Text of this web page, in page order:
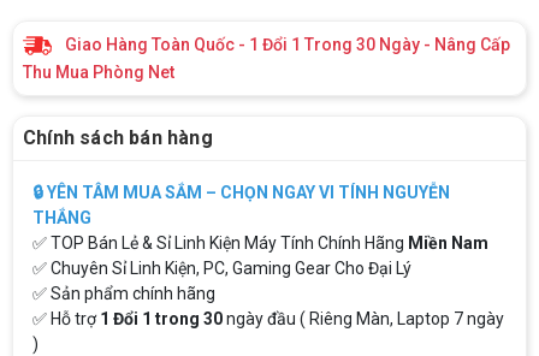
Giao Hàng Toàn Quốc - 1 Đổi 1 Trong 30 Ngày - Nâng Cấp
Thu Mua Phòng Net
Chính sách bán hàng
🔒 YÊN TÂM MUA SẮM – CHỌN NGAY VI TÍNH NGUYỄN
THẮNG
✅ TOP Bán Lẻ & Sỉ Linh Kiện Máy Tính Chính Hãng Miền Nam
✅ Chuyên Sỉ Linh Kiện, PC, Gaming Gear Cho Đại Lý
✅ Sản phẩm chính hãng
✅ Hỗ trợ1 Đổi 1 trong 30ngày đầu ( Riêng Màn, Laptop 7 ngày
)